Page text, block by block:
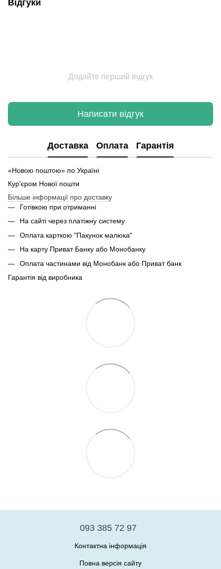
Відгуки
Додайте перший відгук
Написати відгук
Доставка Оплата Гарантія
«Новою поштою» по Україні
Кур'єром Нової пошти
Більше інформації про доставку
Готівкою при отриманні
На сайті через платіжну систему
Оплата карткою "Пакунок малюка"
На карту Приват Банку або Монобанку
Оплата частинами від Монобанк або Приват банк
Гарантія від виробника
093 385 72 97
Контактна інформація
Повна версія сайту